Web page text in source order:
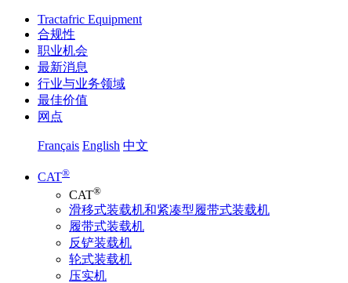
Tractafric Equipment
合规性
职业机会
最新消息
行业与业务领域
最佳价值
网点
Français English 中文
CAT®
CAT®
滑移式装载机和紧凑型履带式装载机
履带式装载机
反铲装载机
轮式装载机
压实机